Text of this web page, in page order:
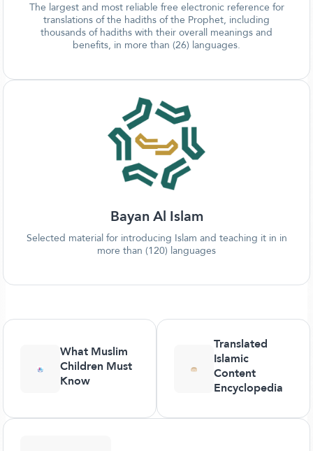
The largest and most reliable free electronic reference for
translations of the hadiths of the Prophet, including
thousands of hadiths with their overall meanings and
benefits, in more than (26) languages.
Bayan Al Islam
Selected material for introducing Islam and teaching it in in
more than (120) languages
What Muslim
Children Must
Know
Translated
Islamic
Content
Encyclopedia